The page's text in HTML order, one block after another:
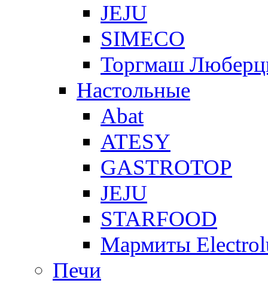
JEJU
SIMECO
Торгмаш
Настольные
Abat
ATESY
GASTROTOP
JEJU
STARFOOD
Мармиты
Печи